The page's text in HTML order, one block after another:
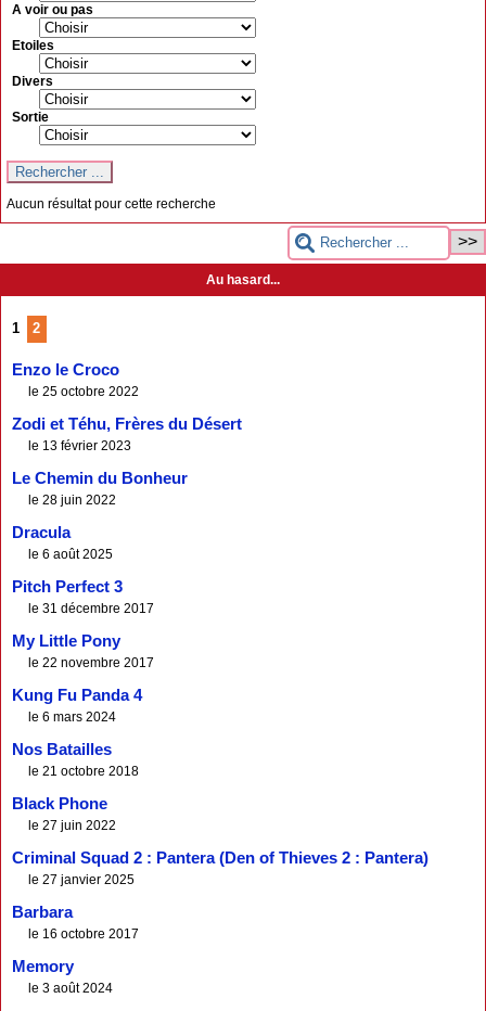
A voir ou pas
Etoiles
Divers
Sortie
Aucun résultat pour cette recherche
Au hasard...
1 2
Enzo le Croco
le 25 octobre 2022
Zodi et Téhu, Frères du Désert
le 13 février 2023
Le Chemin du Bonheur
le 28 juin 2022
Dracula
le 6 août 2025
Pitch Perfect 3
le 31 décembre 2017
My Little Pony
le 22 novembre 2017
Kung Fu Panda 4
le 6 mars 2024
Nos Batailles
le 21 octobre 2018
Black Phone
le 27 juin 2022
Criminal Squad 2 : Pantera (Den of Thieves 2 : Pantera)
le 27 janvier 2025
Barbara
le 16 octobre 2017
Memory
le 3 août 2024